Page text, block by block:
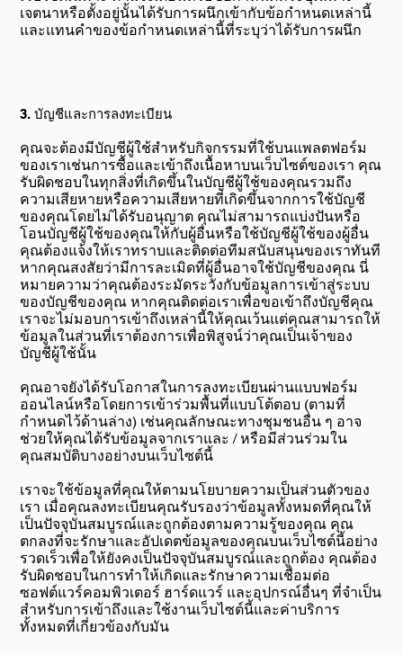
เจตนาหรือตั้งอยู่นั้นได้รับการผนึกเข้ากับข้อกำหนดเหล่านี้
และแทนคำของข้อกำหนดเหล่านี้ที่ระบุว่าได้รับการผนึก
3. บัญชีและการลงทะเบียน
คุณจะต้องมีบัญชีผู้ใช้สำหรับกิจกรรมที่ใช้บนแพลตฟอร์ม
ของเราเช่นการซื้อและเข้าถึงเนื้อหาบนเว็บไซต์ของเรา คุณ
รับผิดชอบในทุกสิ่งที่เกิดขึ้นในบัญชีผู้ใช้ของคุณรวมถึง
ความเสียหายหรือความเสียหายที่เกิดขึ้นจากการใช้บัญชี
ของคุณโดยไม่ได้รับอนุญาต คุณไม่สามารถแบ่งปันหรือ
โอนบัญชีผู้ใช้ของคุณให้กับผู้อื่นหรือใช้บัญชีผู้ใช้ของผู้อื่น
คุณต้องแจ้งให้เราทราบและติดต่อทีมสนับสนุนของเราทันที
หากคุณสงสัยว่ามีการละเมิดที่ผู้อื่นอาจใช้บัญชีของคุณ นี่
หมายความว่าคุณต้องระมัดระวังกับข้อมูลการเข้าสู่ระบบ
ของบัญชีของคุณ หากคุณติดต่อเราเพื่อขอเข้าถึงบัญชีคุณ
เราจะไม่มอบการเข้าถึงเหล่านี้ให้คุณเว้นแต่คุณสามารถให้
ข้อมูลในส่วนที่เราต้องการเพื่อพิสูจน์ว่าคุณเป็นเจ้าของ
บัญชีผู้ใช้นั้น
คุณอาจยังได้รับโอกาสในการลงทะเบียนผ่านแบบฟอร์ม
ออนไลน์หรือโดยการเข้าร่วมพื้นที่แบบโต้ตอบ (ตามที่
กำหนดไว้ด้านล่าง) เช่นคุณลักษณะทางชุมชนอื่น ๆ อาจ
ช่วยให้คุณได้รับข้อมูลจากเราและ / หรือมีส่วนร่วมใน
คุณสมบัติบางอย่างบนเว็บไซต์นี้
เราจะใช้ข้อมูลที่คุณให้ตามนโยบายความเป็นส่วนตัวของ
เรา เมื่อคุณลงทะเบียนคุณรับรองว่าข้อมูลทั้งหมดที่คุณให้
เป็นปัจจุบันสมบูรณ์และถูกต้องตามความรู้ของคุณ คุณ
ตกลงที่จะรักษาและอัปเดตข้อมูลของคุณบนเว็บไซต์นี้อย่าง
รวดเร็วเพื่อให้ยังคงเป็นปัจจุบันสมบูรณ์และถูกต้อง คุณต้อง
รับผิดชอบในการทำให้เกิดและรักษาความเชื่อมต่อ
ซอฟต์แวร์คอมพิวเตอร์ ฮาร์ดแวร์ และอุปกรณ์อื่นๆ ที่จำเป็น
สำหรับการเข้าถึงและใช้งานเว็บไซต์นี้และค่าบริการ
ทั้งหมดที่เกี่ยวข้องกับมัน